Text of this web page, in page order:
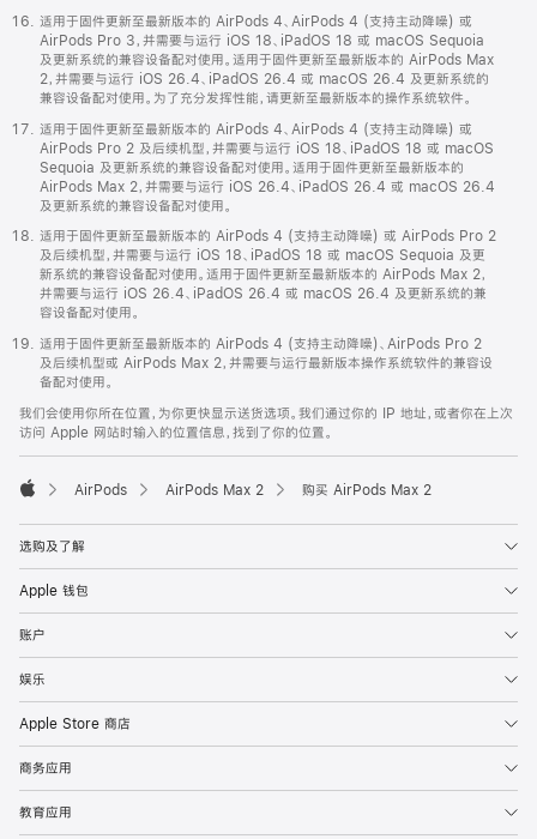
适用于固件更新至最新版本的 AirPods 4、AirPods 4 (支持主动降噪) 或
AirPods Pro 3，并需要与运行 iOS 18、iPadOS 18 或 macOS Sequoia
及更新系统的兼容设备配对使用。适用于固件更新至最新版本的 AirPods Max
2，并需要与运行 iOS 26.4、iPadOS 26.4 或 macOS 26.4 及更新系统的
兼容设备配对使用。为了充分发挥性能，请更新至最新版本的操作系统软件。
适用于固件更新至最新版本的 AirPods 4、AirPods 4 (支持主动降噪) 或
AirPods Pro 2 及后续机型，并需要与运行 iOS 18、iPadOS 18 或 macOS
Sequoia 及更新系统的兼容设备配对使用。适用于固件更新至最新版本的
AirPods Max 2，并需要与运行 iOS 26.4、iPadOS 26.4 或 macOS 26.4
及更新系统的兼容设备配对使用。
适用于固件更新至最新版本的 AirPods 4 (支持主动降噪) 或 AirPods Pro 2
及后续机型，并需要与运行 iOS 18、iPadOS 18 或 macOS Sequoia 及更
新系统的兼容设备配对使用。适用于固件更新至最新版本的 AirPods Max 2，
并需要与运行 iOS 26.4、iPadOS 26.4 或 macOS 26.4 及更新系统的兼
容设备配对使用。
适用于固件更新至最新版本的 AirPods 4 (支持主动降噪)、AirPods Pro 2
及后续机型或 AirPods Max 2，并需要与运行最新版本操作系统软件的兼容设
备配对使用。
我们会使用你所在位置，为你更快显示送货选项。我们通过你的 IP 地址，或者你在上次
访问 Apple 网站时输入的位置信息，找到了你的位置。
AirPods AirPods Max 2 购买 AirPods Max 2
选购及了解
Apple 钱包
账户
娱乐
Apple Store 商店
商务应用
教育应用